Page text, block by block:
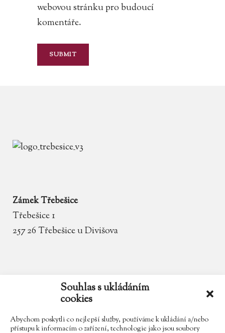
Souhlas s ukládáním
cookies
Abychom poskytli co nejlepší služby, používáme k ukládání a/nebo
přístupu k informacím o zařízení, technologie jako jsou soubory
webovou stránku pro budoucí
komentáře.
Zámek Třebešice
Třebešice 1
257 26 Třebešice u Divišova
zamek.trebesice@volny.cz
602 354 467